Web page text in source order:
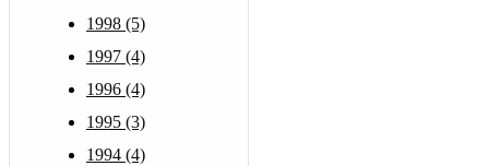
1998 (5)
1997 (4)
1996 (4)
1995 (3)
1994 (4)